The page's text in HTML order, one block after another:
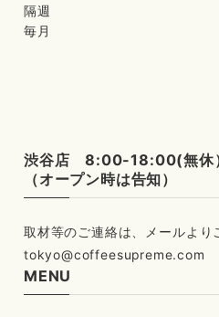
隔週
毎月
渋谷店 8:00-18:00(無休
（オープン時は告知）
tokyo@coffeesupreme.com
MENU